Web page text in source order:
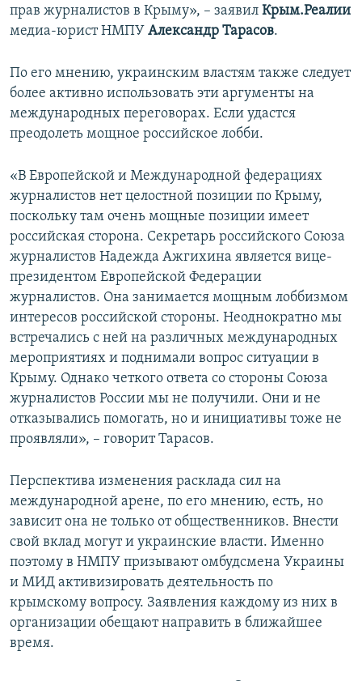
прав журналистов в Крыму», – заявил Крым.Реалии
медиа-юрист НМПУ Александр Тарасов.
По его мнению, украинским властям также следует
более активно использовать эти аргументы на
международных переговорах. Если удастся
преодолеть мощное российское лобби.
«В Европейской и Международной федерациях
журналистов нет целостной позиции по Крыму,
поскольку там очень мощные позиции имеет
российская сторона. Секретарь российского Союза
журналистов Надежда Ажгихина является вице-
президентом Европейской Федерации
журналистов. Она занимается мощным лоббизмом
интересов российской стороны. Неоднократно мы
встречались с ней на различных международных
мероприятиях и поднимали вопрос ситуации в
Крыму. Однако четкого ответа со стороны Союза
журналистов России мы не получили. Они и не
отказывались помогать, но и инициативы тоже не
проявляли», – говорит Тарасов.
Перспектива изменения расклада сил на
международной арене, по его мнению, есть, но
зависит она не только от общественников. Внести
свой вклад могут и украинские власти. Именно
поэтому в НМПУ призывают омбудсмена Украины
и МИД активизировать деятельность по
крымскому вопросу. Заявления каждому из них в
организации обещают направить в ближайшее
время.